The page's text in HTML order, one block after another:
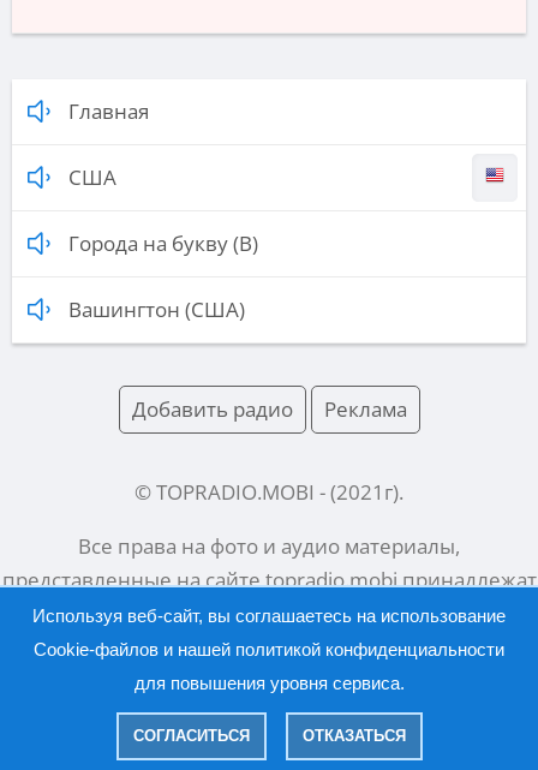
Главная
США
Города на букву (В)
Вашингтон (США)
Добавить радио Реклама
© TOPRADIO.MOBI - (2021 г).
Все права на фото и аудио материалы,
представленные на сайтеtopradio.mobiпринадлежат
их законным владельцам.
Русский | English
Политика конфиденциальности|Правообладателям
Используя веб-сайт, вы соглашаетесь на использование
Cookie-файлов и нашей политикой конфиденциальности
для повышения уровня сервиса.
СОГЛАСИТЬСЯ ОТКАЗАТЬСЯ